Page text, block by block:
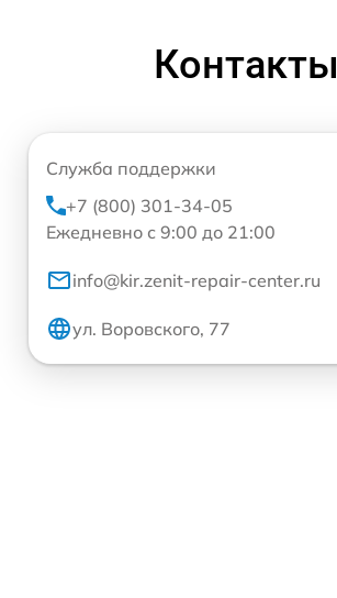
Контакты
Служба поддержки
+7 (800) 301-34-05
Ежедневно с 9:00 до 21:00
info@kir.zenit-repair-center.ru
ул. Воровского, 77